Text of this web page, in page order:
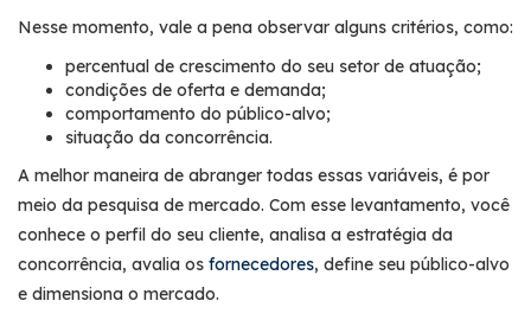
Nesse momento, vale a pena observar alguns critérios, como:
percentual de crescimento do seu setor de atuação;
condições de oferta e demanda;
comportamento do público-alvo;
situação da concorrência.
A melhor maneira de abranger todas essas variáveis, é por
meio da pesquisa de mercado. Com esse levantamento, você
conhece o perfil do seu cliente, analisa a estratégia da
concorrência, avalia os fornecedores, define seu público-alvo
e dimensiona o mercado.